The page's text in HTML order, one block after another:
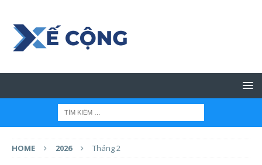
HOME 2026 Tháng 2